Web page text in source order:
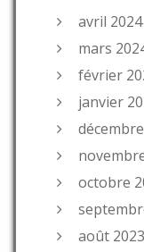
avril 2024
mars
février
janvier
octobre
août 2023